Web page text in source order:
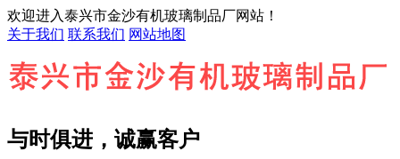
欢迎进入泰兴市金沙有机玻璃制品厂网站！
关于我们 联系我们 网站地图
与时俱进，诚赢客户